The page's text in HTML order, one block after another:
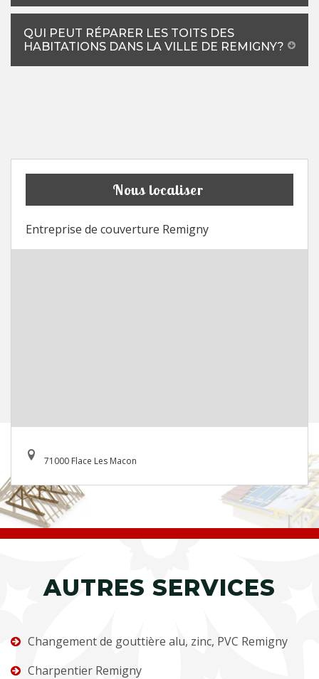
QUI PEUT RÉPARER LES TOITS DES
HABITATIONS DANS LA VILLE DE REMIGNY?
Nous localiser
Entreprise de couverture Remigny
71000 Flace Les Macon
AUTRES SERVICES
Changement de gouttière alu, zinc, PVC Remigny
Charpentier Remigny